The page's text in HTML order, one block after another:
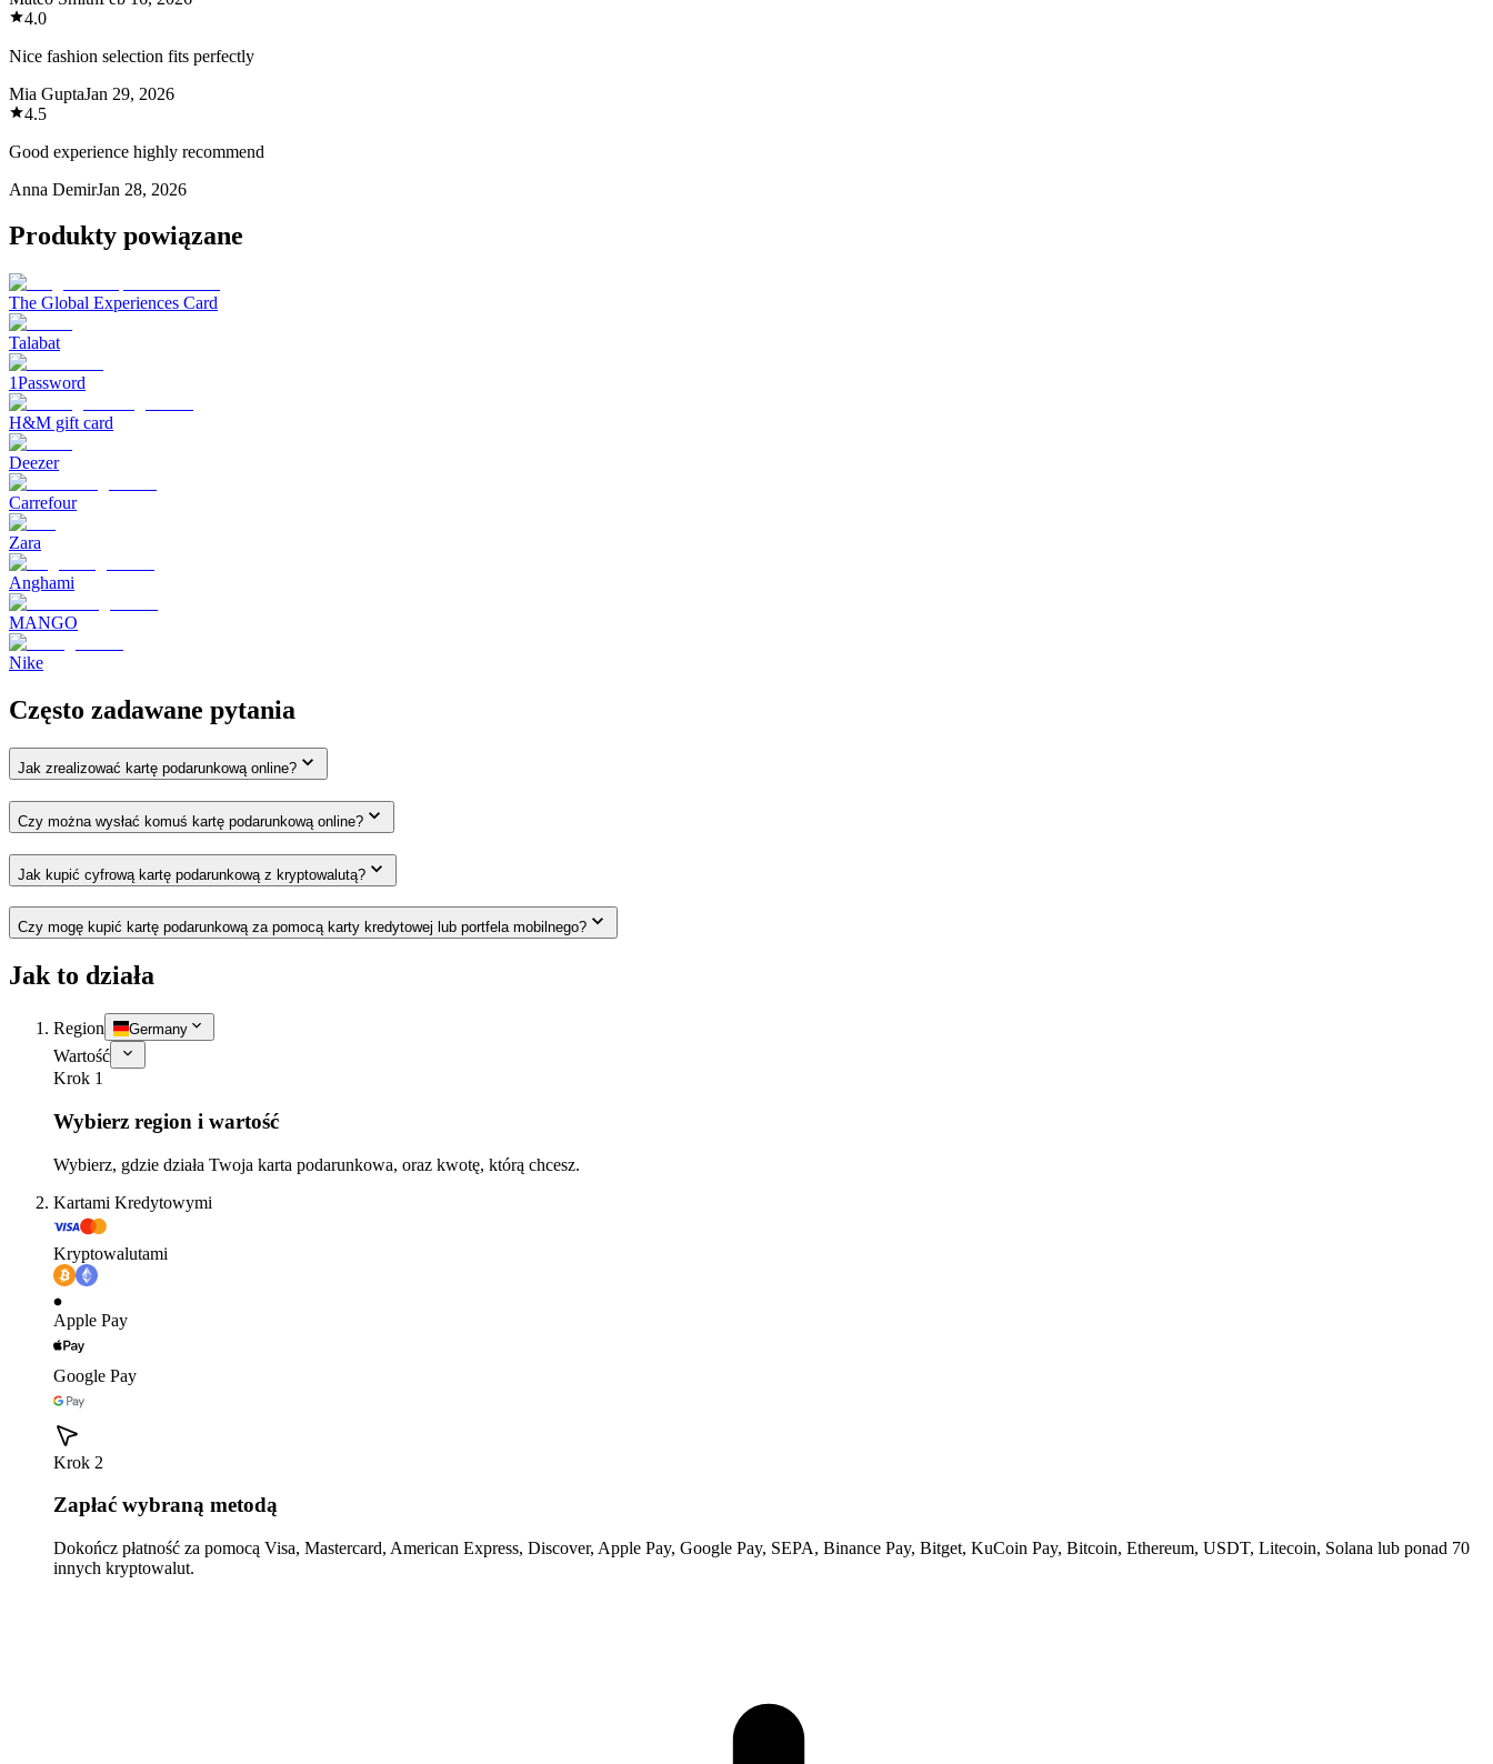
4.0
Nice fashion selection fits perfectly
Mia GuptaJan 29, 2026
4.5
Good experience highly recommend
Anna DemirJan 28, 2026
Produkty powiązane
The Global Experiences Card
Talabat
1Password
H&M gift card
Deezer
Carrefour
Zara
Anghami
MANGO
Nike
Często zadawane pytania
Jak zrealizować kartę podarunkową online?
Czy można wysłać komuś kartę podarunkową online?
Jak kupić cyfrową kartę podarunkową z kryptowalutą?
Czy mogę kupić kartę podarunkową za pomocą karty kredytowej lub portfela mobilnego?
Jak to działa
Region Germany
Wartość
Krok 1
Wybierz region i wartość
Wybierz, gdzie działa Twoja karta podarunkowa, oraz kwotę, którą chcesz.
Kartami Kredytowymi
Kryptowalutami
Apple Pay
Google Pay
Krok 2
Zapłać wybraną metodą
Dokończ płatność za pomocą Visa, Mastercard, American Express, Discover, Apple Pay, Google Pay, SEPA, Binance Pay, Bitget, KuCoin Pay, Bitcoin, Ethereum, USDT, Litecoin, Solana lub ponad 70
innych kryptowalut.